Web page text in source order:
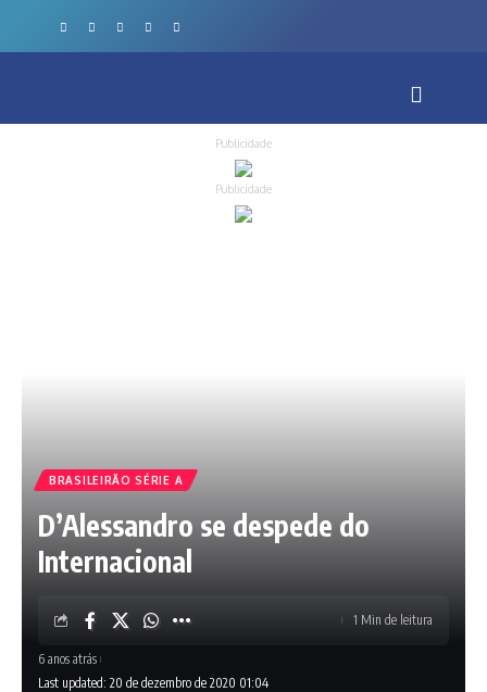
Publicidade
Publicidade
BRASILEIRÃO SÉRIE A
D’Alessandro se despede do
Internacional
Last updated: 20 de dezembro de 2020 01:04
6 anos atrás
1 Min de leitura